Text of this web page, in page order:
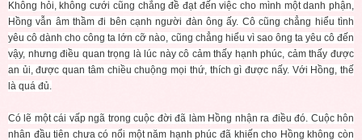
Không hỏi, không cưới cũng chẳng đề đạt đến việc cho mình một danh phận,
Hồng vẫn âm thầm đi bên cạnh người đàn ông ấy. Cô cũng chẳng hiểu tình
yêu cô dành cho công ta lớn cỡ nào, cũng chẳng hiểu vì sao ông ta yêu cô đến
vậy, nhưng điều quan trọng là lúc này cô cảm thấy hạnh phúc, cảm thấy được
an ủi, được quan tâm chiều chuộng mọi thứ, thích gì được nấy. Với Hồng, thế
là quá đủ.
Có lẽ một cái vấp ngã trong cuộc đời đã làm Hồng nhận ra điều đó. Cuộc hôn
nhân đầu tiên chưa có nổi một năm hạnh phúc đã khiến cho Hồng không còn